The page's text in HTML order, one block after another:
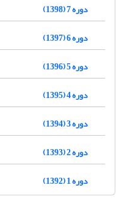
دوره 7 (1398)
دوره 6 (1397)
دوره 5 (1396)
دوره 4 (1395)
دوره 3 (1394)
دوره 2 (1393)
دوره 1 (1392)